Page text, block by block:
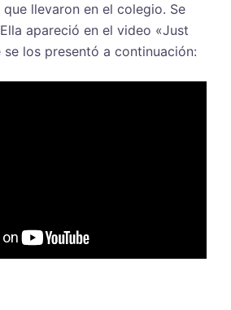
llevaron en el colegio. Se
apareció en el video «Just
se los presentó a continuación: